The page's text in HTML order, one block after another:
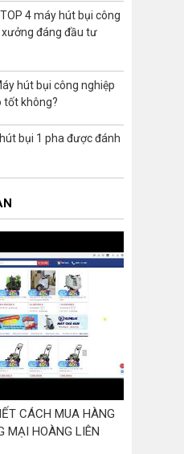
4 máy hút bụi công
đáng đầu tư
hút bụi công nghiệp
tốt không?
bụi 1 pha được đánh
CÁCH MUA HÀNG
MẠI HOÀNG LIÊN